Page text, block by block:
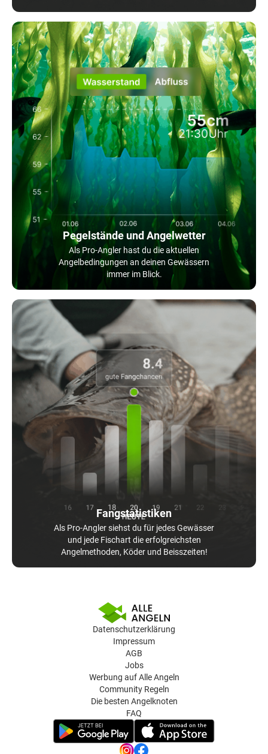
Pegelstände und Angelwetter
Als Pro-Angler hast du die aktuellen
Angelbedingungen an deinen Gewässern
immer im Blick.
Fangstatistiken
Als Pro-Angler siehst du für jedes Gewässer
und jede Fischart die erfolgreichsten
Angelmethoden, Köder und Beisszeiten!
Datenschutzerklärung
Impressum
AGB
Jobs
Werbung auf Alle Angeln
Community Regeln
Die besten Angelknoten
FAQ